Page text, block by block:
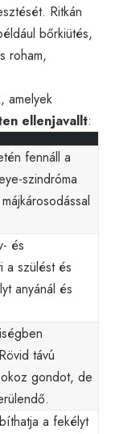
Ritkán
bőrkiütés,
roham,
amelyek
ellenjavallt:
fennáll a
szindróma
és
a szülést és
anyánál és
távú
okoz gondot, de
a fekélyt